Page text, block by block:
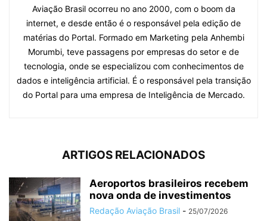
Aviação Brasil ocorreu no ano 2000, com o boom da
internet, e desde então é o responsável pela edição de
matérias do Portal. Formado em Marketing pela Anhembi
Morumbi, teve passagens por empresas do setor e de
tecnologia, onde se especializou com conhecimentos de
dados e inteligência artificial. É o responsável pela transição
do Portal para uma empresa de Inteligência de Mercado.
ARTIGOS RELACIONADOS
Aeroportos brasileiros recebem
nova onda de investimentos
Redação Aviação Brasil - 25/07/2026